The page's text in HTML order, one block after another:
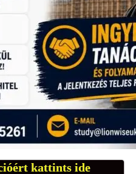
kattints ide